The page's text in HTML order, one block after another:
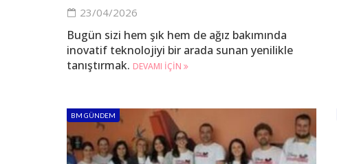
23/04/2026
Bugün sizi hem şık hem de ağız bakımında
inovatif teknolojiyi bir arada sunan yenilikle
tanıştırmak. DEVAMI IÇIN
BM GÜNDEM